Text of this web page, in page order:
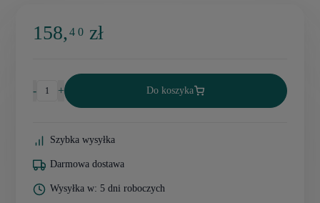
158,4 0 zł
- + Do koszyka
Szybka wysyłka
Darmowa dostawa
Wysyłka w: 5 dni roboczych